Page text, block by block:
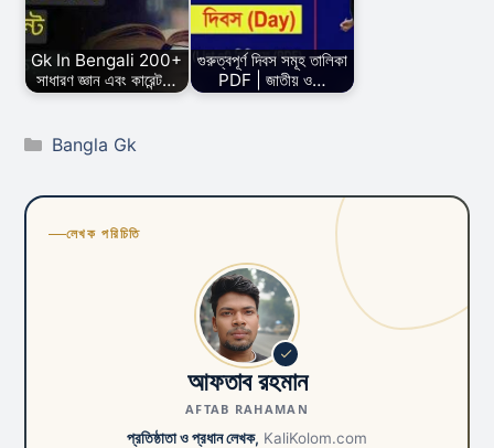
Gk In Bengali 200+
সাধারণ জ্ঞান এবং কারেন্ট…
গুরুত্বপূর্ণ দিবস সমূহ তালিকা
PDF | জাতীয় ও…
Categories
Bangla Gk
লেখক পরিচিতি
আফতাব রহমান
AFTAB RAHAMAN
প্রতিষ্ঠাতা ও প্রধান লেখক, KaliKolom.com